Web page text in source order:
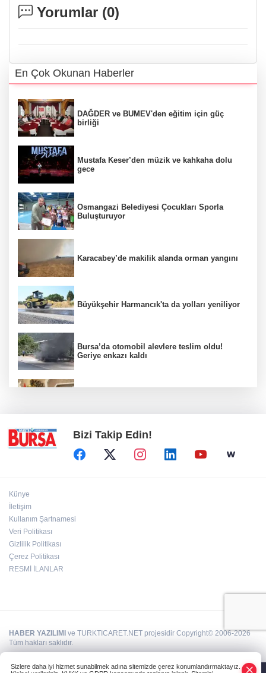
Yorumlar (0)
En Çok Okunan Haberler
DAĞDER ve BUMEV'den eğitim için güç
birliği
Mustafa Keser’den müzik ve kahkaha dolu
gece
Osmangazi Belediyesi Çocukları Sporla
Buluşturuyor
Karacabey’de makilik alanda orman yangını
Büyükşehir Harmancık'ta da yolları yeniliyor
Bursa’da otomobil alevlere teslim oldu!
Geriye enkazı kaldı
Bizi Takip Edin!
Künye
İletişim
Kullanım Şartnamesi
Veri Politikası
Gizlilik Politikası
Çerez Politikası
RESMİ İLANLAR
HABER YAZILIMI ve TURKTICARET.NET projesidir Copyright© 2006-2026
Tüm hakları saklıdır.
Sizlere daha iyi hizmet sunabilmek adına sitemizde çerez konumlandırmaktayız.